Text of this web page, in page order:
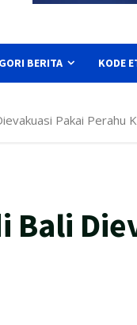
BERITA KODE
Pakai Perahu
Bali